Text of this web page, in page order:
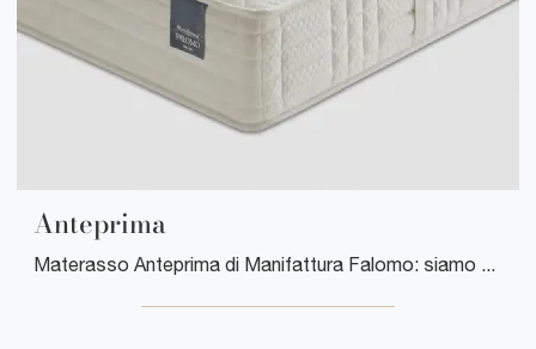
Anteprima
Materasso Anteprima di Manifattura Falomo: siamo specialisti del buon riposo! Ottieni informazioni sui Materassi a molle matrimoniali.